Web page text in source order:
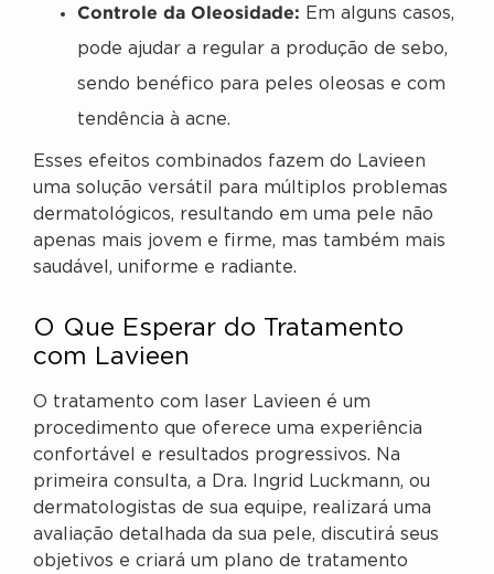
Controle da Oleosidade: Em alguns casos,
pode ajudar a regular a produção de sebo,
sendo benéfico para peles oleosas e com
tendência à acne.
Esses efeitos combinados fazem do Lavieen
uma solução versátil para múltiplos problemas
dermatológicos, resultando em uma pele não
apenas mais jovem e firme, mas também mais
saudável, uniforme e radiante.
O Que Esperar do Tratamento
com Lavieen
O tratamento com laser Lavieen é um
procedimento que oferece uma experiência
confortável e resultados progressivos. Na
primeira consulta, a Dra. Ingrid Luckmann, ou
dermatologistas de sua equipe, realizará uma
avaliação detalhada da sua pele, discutirá seus
objetivos e criará um plano de tratamento